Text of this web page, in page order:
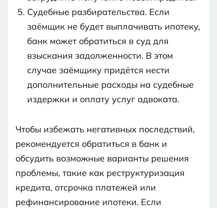
Судебные разбирательства. Если
заёмщик не будет выплачивать ипотеку,
банк может обратиться в суд для
взыскания задолженности. В этом
случае заёмщику придётся нести
дополнительные расходы на судебные
издержки и оплату услуг адвоката.
Чтобы избежать негативных последствий,
рекомендуется обратиться в банк и
обсудить возможные варианты решения
проблемы, такие как реструктуризация
кредита, отсрочка платежей или
рефинансирование ипотеки. Если